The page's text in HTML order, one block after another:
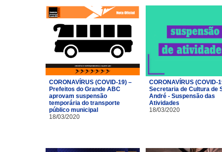
CORONAVÍRUS (COVID-19) –
Prefeitos do Grande ABC
aprovam suspensão
temporária do transporte
público municipal
18/03/2020
CORONAVÍRUS (COVID-
Secretaria de Cultura de
André - Suspensão das
Atividades
18/03/2020